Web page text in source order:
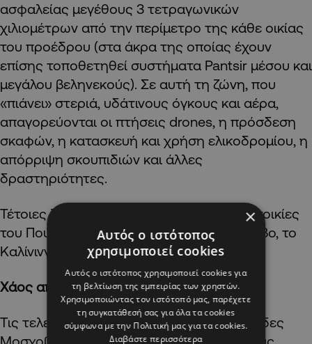
ασφαλείας μεγέθους 3 τετραγωνικών
χιλιομέτρων από την περίμετρο της κάθε οικίας
του προέδρου (στα άκρα της οποίας έχουν
επίσης τοποθετηθεί συστήματα Pantsir μέσου και
μεγάλου βεληνεκούς). Σε αυτή τη ζώνη, που
«πιάνει» στεριά, υδάτινους όγκους και αέρα,
απαγορεύονται οι πτήσεις drones, η πρόσδεση
σκαφών, η κατασκευή και χρήση ελικοδρομίου, η
απόρριψη σκουπιδιών και άλλες
δραστηριότητες.
Τέτοιες ζώνες έχουν δημιουργηθεί σε κατοικίες
του Πούτιν στο Βαλντάι, το Νόβο Ογκάριοβο, το
Καλίνινγκραντ, το Σότσι και αλλού.
Χάος από τα jammers
Τις τελευταίες ημέρες, εκατοντάδες χιλιάδες
×
Αυτός ο ιστότοπος
χρησιμοποιεί cookies
Αυτός ο ιστότοπος χρησιμοποιεί cookies για
τη βελτίωση της εμπειρίας των χρηστών.
Χρησιμοποιώντας τον ιστότοπό μας, παρέχετε
τη συγκατάθεσή σας για όλα τα cookies
σύμφωνα με την Πολιτική μας για τα cookies.
Διαβάστε περισσότερα